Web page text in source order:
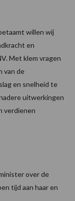
willen wij
en
Met klem vragen
van de
en snelheid te
uitwerkingen
verdienen
over de
tijd aan haar en